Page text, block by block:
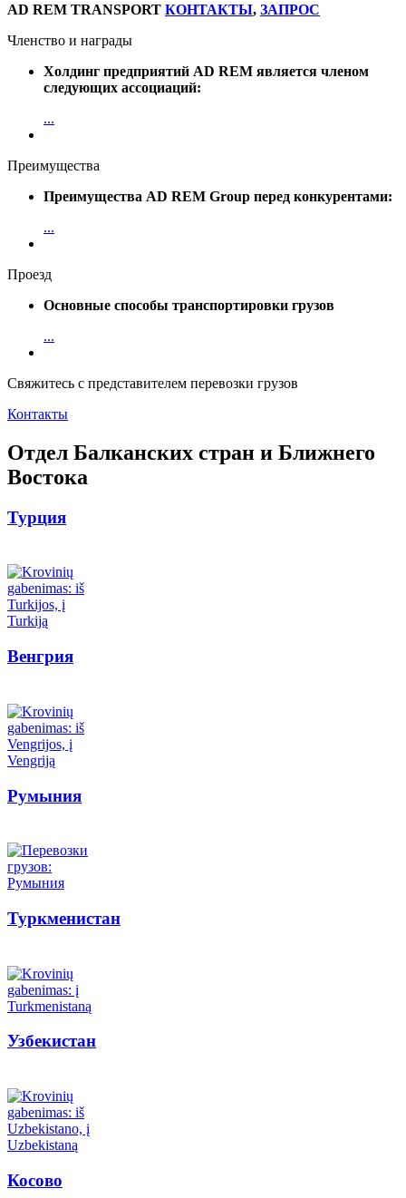
AD REM TRANSPORT КОНТАКТЫ, ЗАПРОС
Членство и награды
Холдинг предприятий AD REM является членом
следующих ассоциаций:
...
Преимущества
Преимущества AD REM Group перед конкурентами:
...
Проезд
Основные способы транспортировки грузов
...
Свяжитесь с представителем перевозки грузов
Контакты
Отдел Балканских стран и Ближнего
Востока
Турция
Венгрия
Румыния
Туркменистан
Узбекистан
Косово